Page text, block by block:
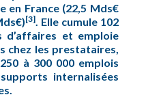
en France (22,5 Mds€
[3]. Elle cumule 102
et emploie
chez les prestataires,
à 300 000 emplois
internalisées